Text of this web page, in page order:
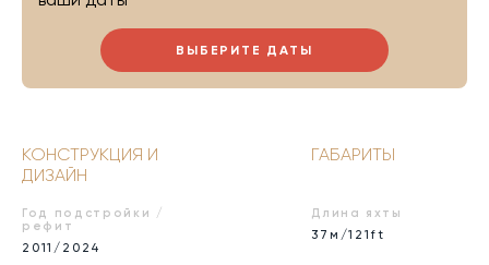
ВЫБЕРИТЕ ДАТЫ
КОНСТРУКЦИЯ И
ДИЗАЙН
Год подстройки /
рефит
2011/2024
ГАБАРИТЫ
Длина яхты
37м/121ft